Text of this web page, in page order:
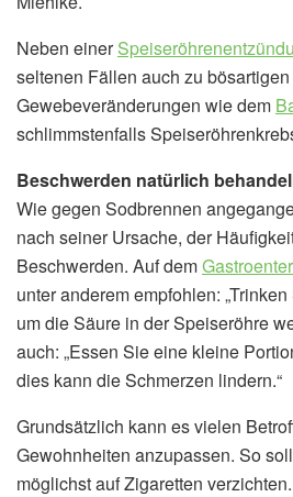
Neben einer
seltenen Fällen auch zu bösartigen
Gewebeveränderungen wie dem
schlimmstenfalls
Beschwerden natürlich
Wie gegen Sodbrennen
nach seiner Ursache, der
Beschwerden. Auf dem
unter anderem empfohlen:
um die Säure in der Speiseröhre
auch: „Essen Sie eine kleine
dies kann die Schmerzen lindern.“
Grundsätzlich kann es vielen
Gewohnheiten anzupassen. So
möglichst auf Zigaretten verzichten.